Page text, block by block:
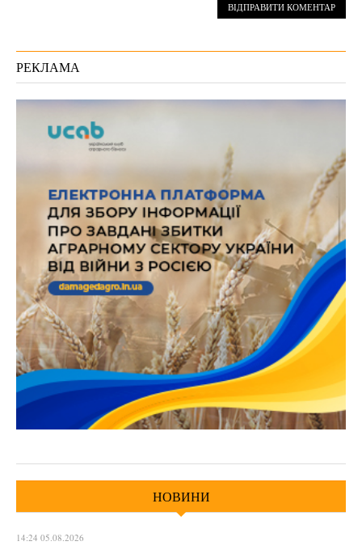
РЕКЛАМА
НОВИНИ
14:24 05.08.2026